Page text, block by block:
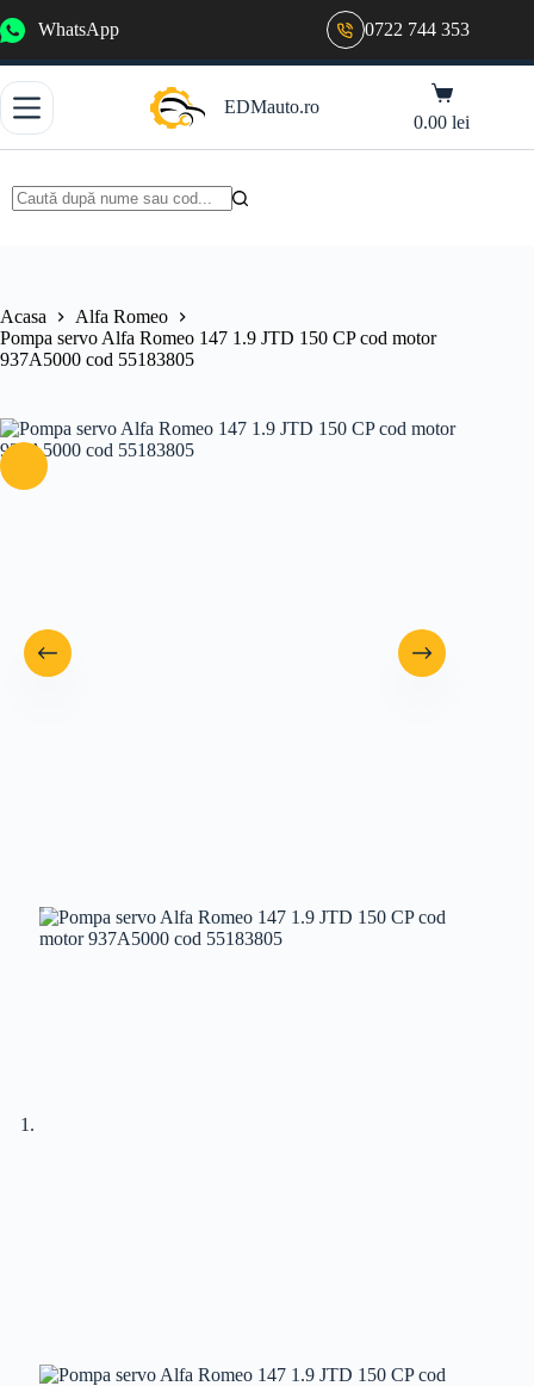
la
WhatsApp 0722 744 353
EDMauto.ro
Coș
de
cumpărături
0.00lei
Acasa
Alfa Romeo
Pompa servo Alfa Romeo 147 1.9 JTD 150 CP cod motor
937A5000 cod 55183805